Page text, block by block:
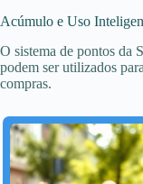
Acúmulo e Uso
O sistema de pontos da
podem ser utilizados
compras.